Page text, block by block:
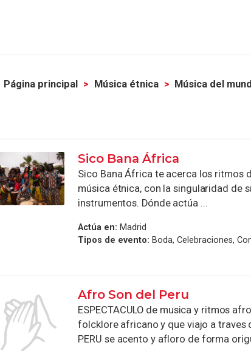
Página principal Música étnica Música del
Sico Bana África
Sico Bana África te acerca los ritmos
música étnica, con la singularidad de
instrumentos. Dónde actúa ...
Actúa en: Madrid
Tipos de evento: Boda, Celebraciones,
Afro Son del Peru
ESPECTACULO de musica y ritmos
folcklore africano y que viajo a traves
PERU se acento y afloro de forma